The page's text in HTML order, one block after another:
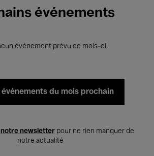
événements
événement prévu ce mois-ci.
événements du mois prochain
newsletterpour ne rien manquer de
notre actualité